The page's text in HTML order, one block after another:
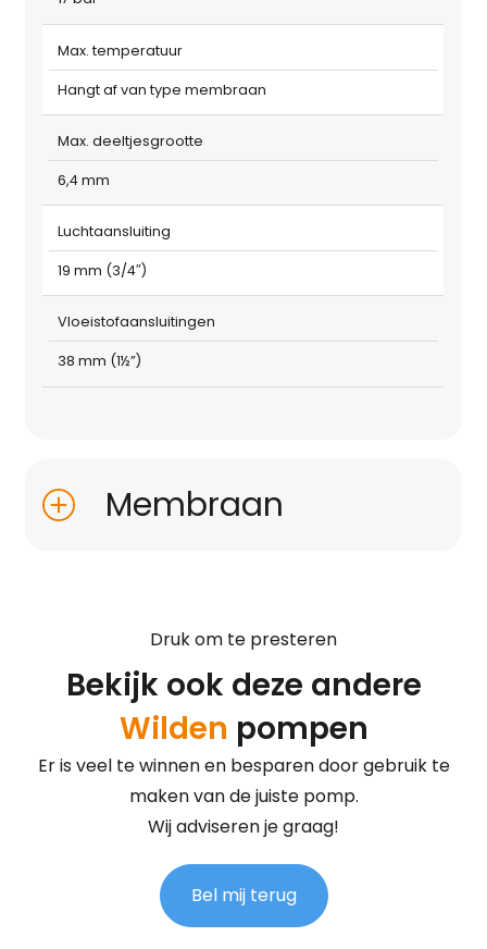
Max. temperatuur
Hangt af van type membraan
Max. deeltjesgrootte
6,4 mm
Luchtaansluiting
19 mm (3/4″)
Vloeistofaansluitingen
38 mm (1½”)
Membraan
Druk om te presteren
Bekijk ook deze andere
Wilden pompen
Er is veel te winnen en besparen door gebruik te
maken van de juiste pomp.
Wij adviseren je graag!
Bel mij terug